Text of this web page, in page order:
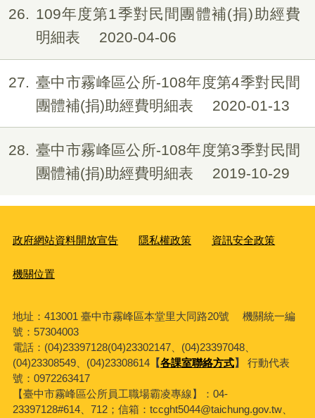
26
109年度第1季對民間團體補(捐)助經費
明細表
2020-04-06
27
臺中市霧峰區公所-108年度第4季對民間
團體補(捐)助經費明細表
2020-01-13
28
臺中市霧峰區公所-108年度第3季對民間
團體補(捐)助經費明細表
2019-10-29
政府網站資料開放宣告 隱私權政策 資訊安全政策
機關位置
地址：413001 臺中市霧峰區本堂里大同路20號 機關統一編
號：57304003
電話：(04)23397128(04)23302147、(04)23397048、
(04)23308549、(04)23308614【各課室聯絡方式】
行動代表
號：0972263417
【臺中市霧峰區公所員工職場霸凌專線】：04-
23397128#614、712；信箱：tccght5044@taichung.gov.tw、